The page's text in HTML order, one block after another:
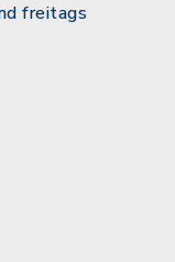
freitags